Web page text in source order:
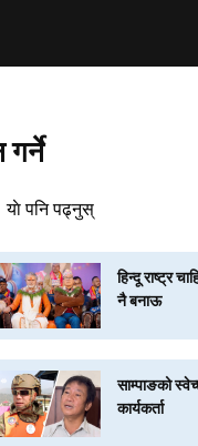
याे पनि पढ्नुस्
हिन्दू राष्ट्र
नै बनाऊ
साम्पाङको
कार्यकर्ता